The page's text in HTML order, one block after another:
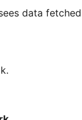
data